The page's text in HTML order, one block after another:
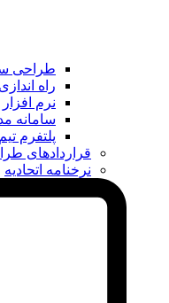
طراحی
راه
نرم افزار
سامانه
پلتفرم
قراردادهای
نرخنامه اتحادیه